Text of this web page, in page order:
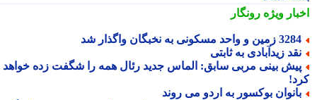
ویژهرونگار
و واحد مسکونی به نخبگان واگذار شد
زیدآبادی به ثابتی
بینی مربی سابق: الماس جدید رئال همه را شگفت زده خواهد
بوکسور به اردو می روند